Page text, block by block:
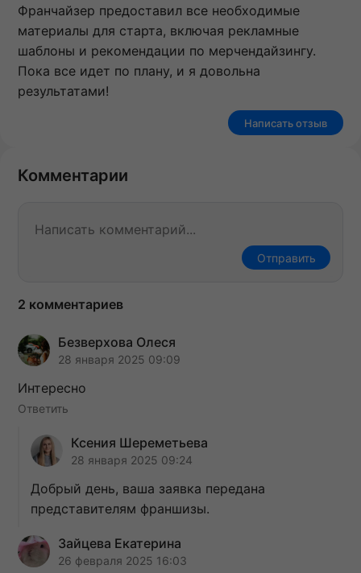
Франчайзер предоставил все необходимые
материалы для старта, включая рекламные
шаблоны и рекомендации по мерчендайзингу.
Пока все идет по плану, и я довольна
результатами!
Написать отзыв
Комментарии
Отправить
2 комментариев
Безверхова Олеся
28 января 2025 09:09
Интересно
Ответить
Ксения Шереметьева
28 января 2025 09:24
Добрый день, ваша заявка передана
представителям франшизы.
Зайцева Екатерина
26 февраля 2025 16:03